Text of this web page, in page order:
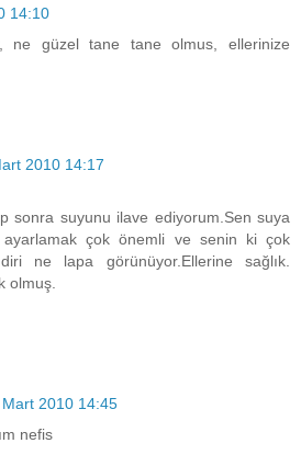
14:10
ne güzel tane tane olmus, ellerinize
2010 14:17
sonra suyunu ilave ediyorum.Sen suya
ayarlamak çok önemli ve senin ki çok
ne lapa görünüyor.Ellerine sağlık.
olmuş.
2010 14:45
nefis